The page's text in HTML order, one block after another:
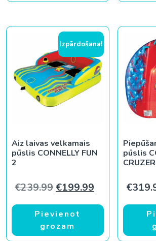
Izpārdošana!
Aiz laivas velkamais
pūslis CONNELLY FUN
2
€239.99 Original price was:
€199.99 Current price
Pievienot
grozam
pūslis
€